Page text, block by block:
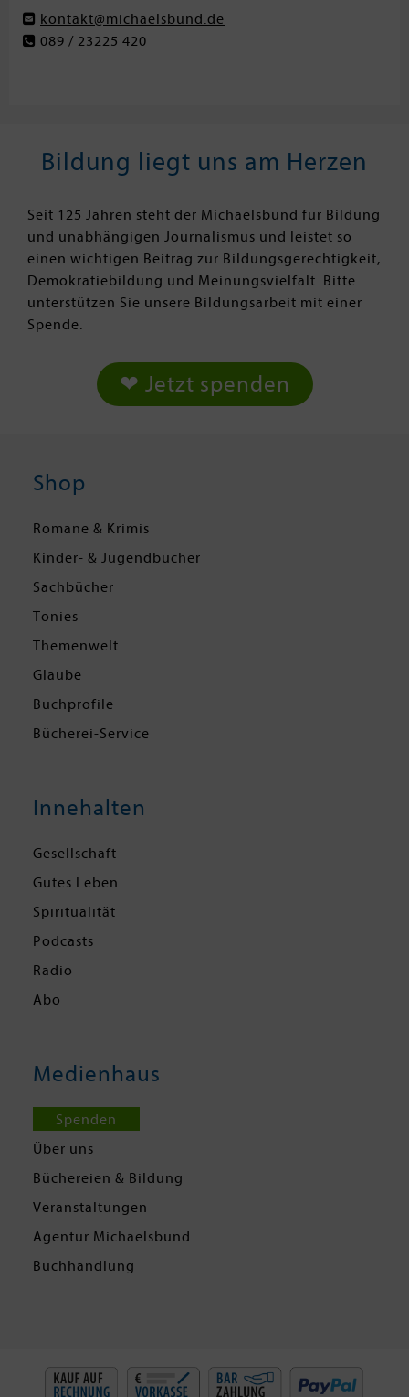
kontakt@michaelsbund.de
089 / 23225 420
Bildung liegt uns am Herzen
Seit 125 Jahren steht der Michaelsbund für Bildung
und unabhängigen Journalismus und leistet so
einen wichtigen Beitrag zur Bildungsgerechtigkeit,
Demokratiebildung und Meinungsvielfalt. Bitte
unterstützen Sie unsere Bildungsarbeit mit einer
Spende.
❤ Jetzt spenden
Shop
Romane & Krimis
Kinder- & Jugendbücher
Sachbücher
Tonies
Themenwelt
Glaube
Buchprofile
Bücherei-Service
Innehalten
Gesellschaft
Gutes Leben
Spiritualität
Podcasts
Radio
Abo
Medienhaus
Spenden
Über uns
Büchereien & Bildung
Veranstaltungen
Agentur Michaelsbund
Buchhandlung